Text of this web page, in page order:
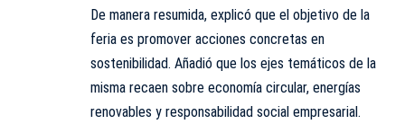
De manera resumida, explicó que el objetivo de la
feria es promover acciones concretas en
sostenibilidad. Añadió que los ejes temáticos de la
misma recaen sobre economía circular, energías
renovables y responsabilidad social empresarial.